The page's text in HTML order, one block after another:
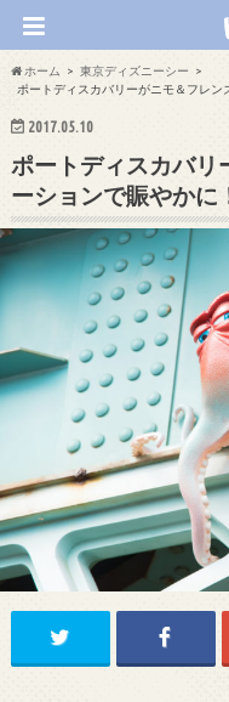
ホーム
東京ディズニーシー
ポートディスカバリーがニモ＆フレン
2017.05.10
ポートディスカバリ
ーションで賑やかに